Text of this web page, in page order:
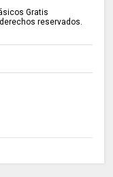
Gratis
reservados.